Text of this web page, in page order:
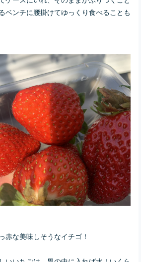
ベンチに腰掛けてゆっくり食べることも
赤な美味しそうなイチゴ！